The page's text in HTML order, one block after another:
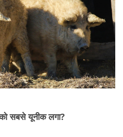
सबसे यूनीक लगा?